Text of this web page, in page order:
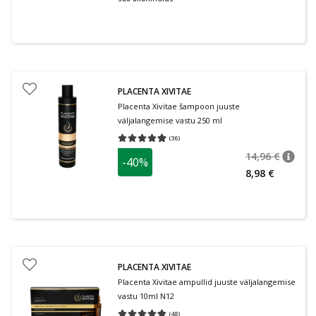
PLACENTA XIVITAE
Placenta Xivitae šampoon juuste
väljalangemise vastu 250 ml
(36)
Keskmine hinnang 4.94
-40% 14,96 €
8,98 €
PLACENTA XIVITAE
Placenta Xivitae ampullid juuste väljalangemise
vastu 10ml N12
(48)